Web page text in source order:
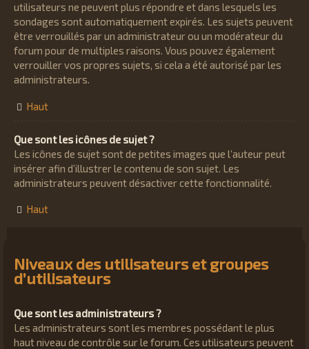
utilisateurs ne peuvent plus répondre et dans lesquels les
sondages sont automatiquement expirés. Les sujets peuvent
être verrouillés par un administrateur ou un modérateur du
forum pour de multiples raisons. Vous pouvez également
verrouiller vos propres sujets, si cela a été autorisé par les
administrateurs.
Haut
Que sont les icônes de sujet ?
Les icônes de sujet sont de petites images que l’auteur peut
insérer afin d’illustrer le contenu de son sujet. Les
administrateurs peuvent désactiver cette fonctionnalité.
Haut
Niveaux des utilisateurs et groupes
d’utilisateurs
Que sont les administrateurs ?
Les administrateurs sont les membres possédant le plus
haut niveau de contrôle sur le forum. Ces utilisateurs peuvent